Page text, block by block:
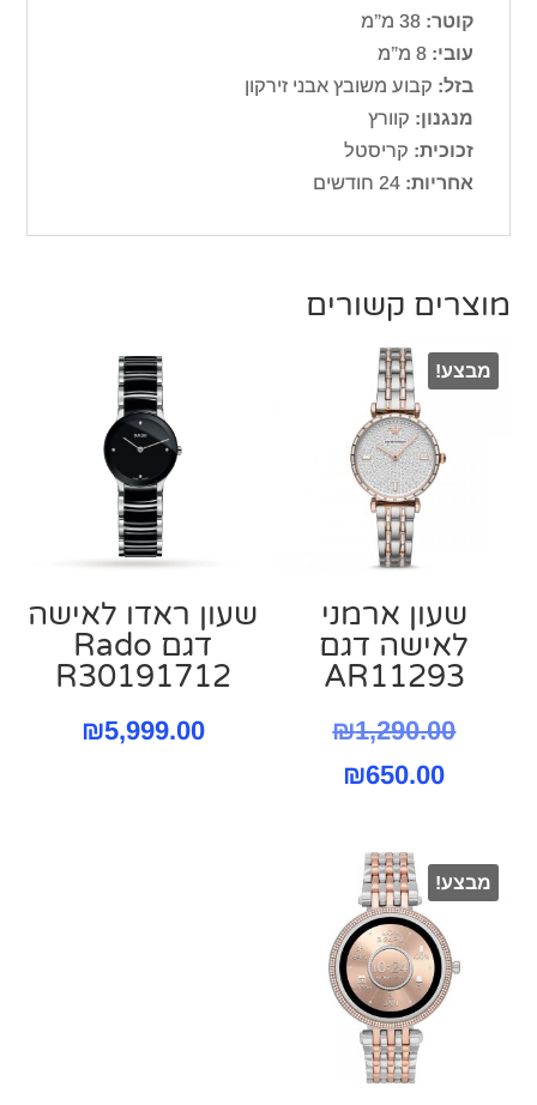
קוטר: 38 מ”מ
עובי: 8 מ”מ
בזל: קבוע משובץ אבני זירקון
מנגנון: קוורץ
זכוכית: קריסטל
אחריות: 24 חודשים
מוצרים קשורים
מבצע!
שעון ארמני
לאישה דגם
AR11293
₪1,290.00
המחיר
₪650.00
שעון ראדו לאישה
דגם Rado
R30191712
₪5,999.00
מבצע!